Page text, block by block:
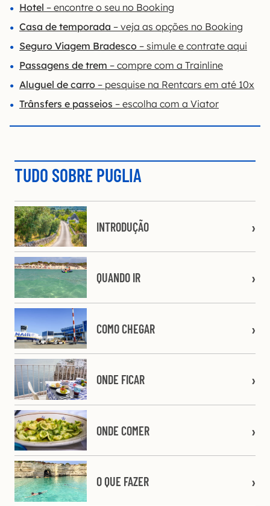
Hotel – encontre o seu no Booking
Casa de temporada – veja as opções no Booking
Seguro Viagem Bradesco – simule e contrate aqui
Passagens de trem – compre com a Trainline
Aluguel de carro – pesquise na Rentcars em até 10x
Trânsfers e passeios – escolha com a Viator
TUDO SOBRE PUGLIA
INTRODUÇÃO
QUANDO IR
COMO CHEGAR
ONDE FICAR
ONDE COMER
O QUE FAZER